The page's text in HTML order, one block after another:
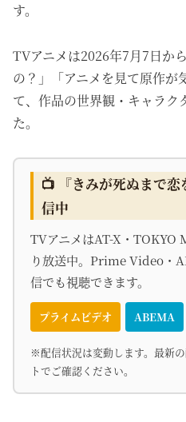
す。
TVアニメは2026年7月7日か
の？」「アニメを見て原作が
て、作品の世界観・キャラク
た。
📺 『きみが死ぬまで
信中
TVアニメはAT-X・TOKYO
り放送中。Prime Video・
信でも視聴できます。
プライムビデオ ABEMA
※配信状況は変動します。最新
トでご確認ください。